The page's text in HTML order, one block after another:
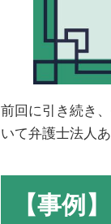
前回に引き続き、
いて弁護士法人
【事例】